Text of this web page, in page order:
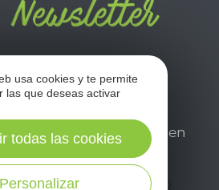
No se pierda nuestro
mensual newsletter y
disfrutar de su estancia en
NUESTRO NEWSLETTER
usa cookies y te permite
las que deseas activar
Personalizar
todas las cookies